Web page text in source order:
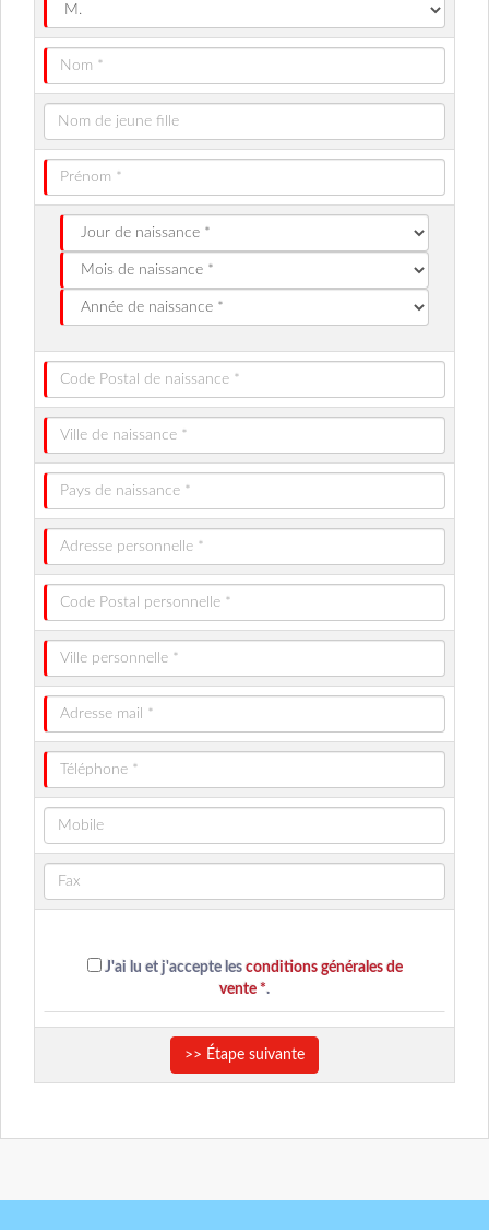
J'ai lu et j'accepte les conditions générales de
vente *.
>> Étape suivante